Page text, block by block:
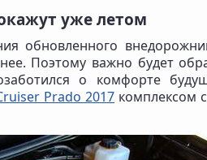
уже летом
обновленного
Поэтому важно будет
о комфорте
Prado 2017 комплексом